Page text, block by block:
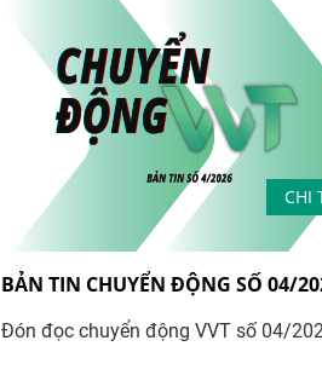
CHI
BẢN TIN CHUYỂN ĐỘNG SỐ 04/
Đón đọc chuyển động VVT số 04/